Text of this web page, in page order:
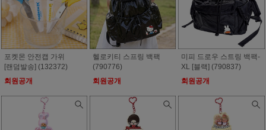
포켓몬 안전캡 가위
[랜덤발송] (132372)
회원공개
헬로키티 스프링 백팩
(790776)
회원공개
미피 드로우 스트링 백팩-
XL [블랙] (790837)
회원공개